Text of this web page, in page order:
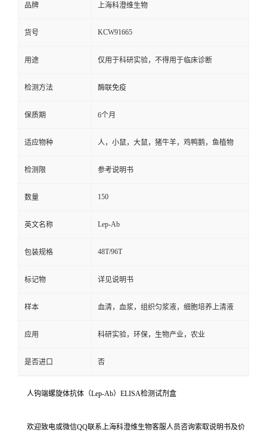
品牌 上海科澄维生物
货号 KCW91665
用途 仅用于科研实验，不得用于临床诊断
检测方法 酶联免疫
保质期 6个月
适应物种 人，小鼠，大鼠，猪牛羊，鸡鸭鹅，鱼植物
检测限 参考说明书
数量 150
英文名称 Lep-Ab
包装规格 48T/96T
标记物 详见说明书
样本 血清，血浆，组织匀浆液，细胞培养上清液
应用 科研实验，环保，生物产业，农业
是否进口 否
人钩端螺旋体抗体（Lep-Ab）ELISA检测试剂盒
欢迎致电或微信QQ联系上海科澄维生物客服人员咨询索取说明书及价